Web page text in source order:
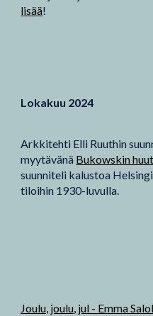
lisää!
Lokakuu 2024
Arkkitehti Elli Ruuthin
myytävänä Bukowskin
suunniteli kalustoa
tiloihin 1930-luvulla.
Joulu, joulu, jul - Emma